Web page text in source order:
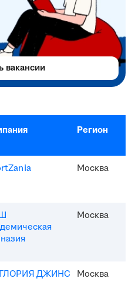
Регион
Москва
Москва
ДЖИНС Москва
вакансии